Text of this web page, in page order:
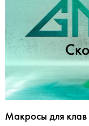
Макросы для клав